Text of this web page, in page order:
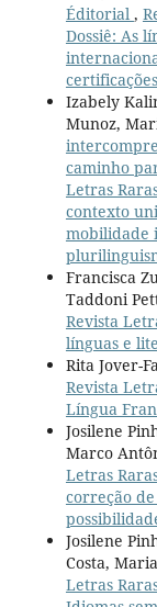
Éditorial ,
Dossiê: As
Izabely
Munoz,
caminho
Letras
contexto
mobilidade
Francisca
Taddoni
Revista
línguas e
Rita Jover-
Revista
Língua
Josilene
Marco
Letras
correção
Josilene
Costa,
Letras